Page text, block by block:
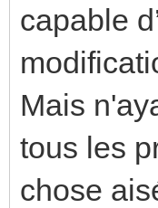
capable
Mais
tous les
chose